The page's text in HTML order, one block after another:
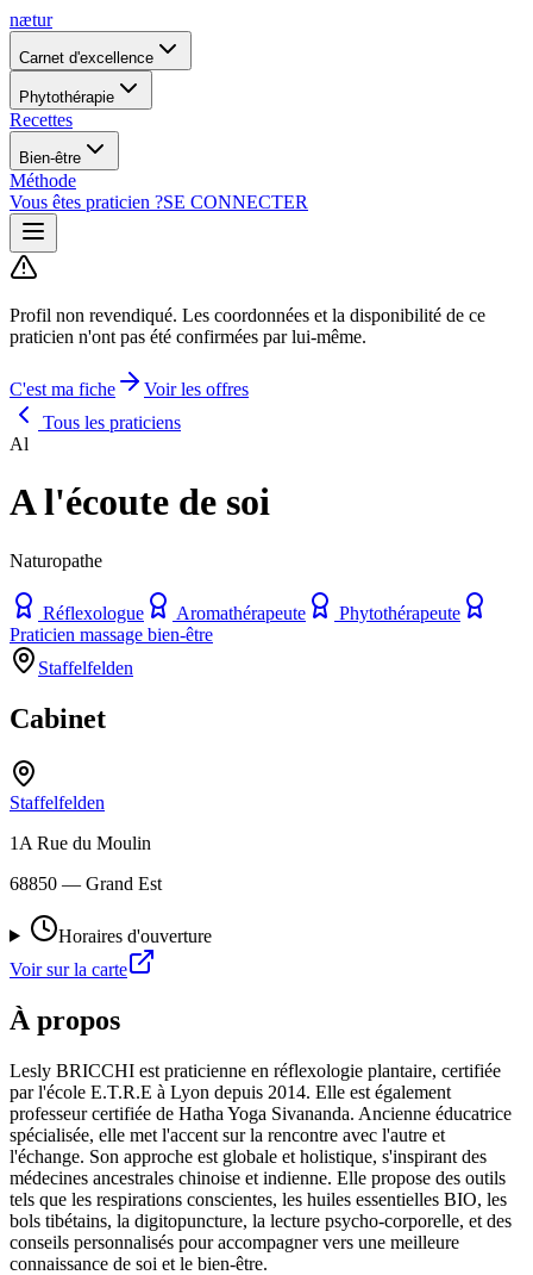
nætur
Carnet d'excellence
Phytothérapie
Recettes
Bien-être
Méthode
Vous êtes praticien ?SE CONNECTER
Profil non revendiqué. Les coordonnées et la disponibilité de ce
praticien n'ont pas été confirmées par lui-même.
C'est ma fiche
Voir les offres
Tous les praticiens
Al
A l'écoute de soi
Naturopathe
Réflexologue Aromathérapeute
Phytothérapeute
Praticien massage bien-être
Staffelfelden
Cabinet
Staffelfelden
1A Rue du Moulin
68850 — Grand Est
Horaires d'ouverture
Voir sur la carte
À propos
Lesly BRICCHI est praticienne en réflexologie plantaire, certifiée
par l'école E.T.R.E à Lyon depuis 2014. Elle est également
professeur certifiée de Hatha Yoga Sivananda. Ancienne éducatrice
spécialisée, elle met l'accent sur la rencontre avec l'autre et
l'échange. Son approche est globale et holistique, s'inspirant des
médecines ancestrales chinoise et indienne. Elle propose des outils
tels que les respirations conscientes, les huiles essentielles BIO, les
bols tibétains, la digitopuncture, la lecture psycho-corporelle, et des
conseils personnalisés pour accompagner vers une meilleure
connaissance de soi et le bien-être.